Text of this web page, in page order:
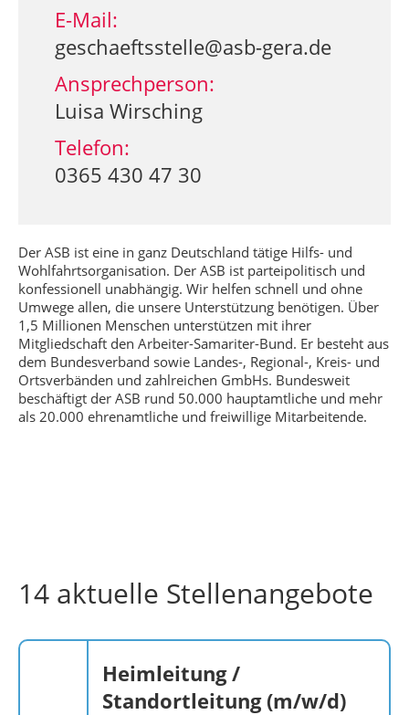
Der ASB ist eine in ganz Deutschland tätige Hilfs- und
Wohlfahrtsorganisation. Der ASB ist parteipolitisch und
konfessionell unabhängig. Wir helfen schnell und ohne
Umwege allen, die unsere Unterstützung benötigen. Über
1,5 Millionen Menschen unterstützen mit ihrer
Mitgliedschaft den Arbeiter-Samariter-Bund. Er besteht aus
dem Bundesverband sowie Landes-, Regional-, Kreis- und
Ortsverbänden und zahlreichen GmbHs. Bundesweit
beschäftigt der ASB rund 50.000 hauptamtliche und mehr
als 20.000 ehrenamtliche und freiwillige Mitarbeitende.
E-Mail:
geschaeftsstelle@asb-gera.de
Ansprechperson:
Luisa Wirsching
Telefon:
0365 430 47 30
14 aktuelle Stellenangebote
Heimleitung /
Standortleitung (m/w/d)